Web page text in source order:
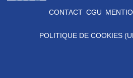
CONTACT CGU
POLITIQUE DE COOKIES